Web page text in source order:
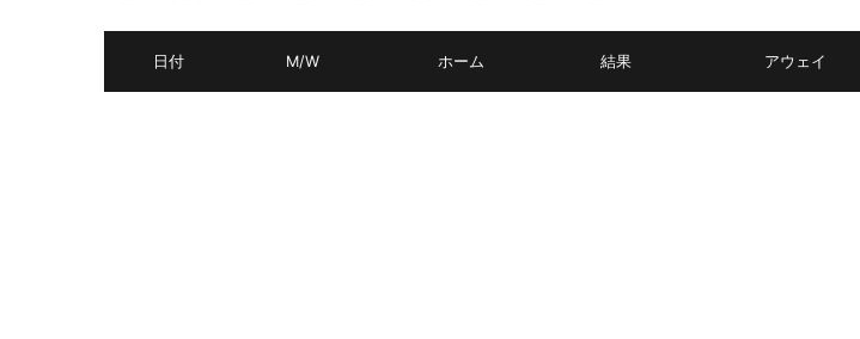
日付 M/W ホーム 結果 アウェイ